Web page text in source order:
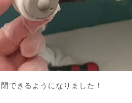
できるようになりました！